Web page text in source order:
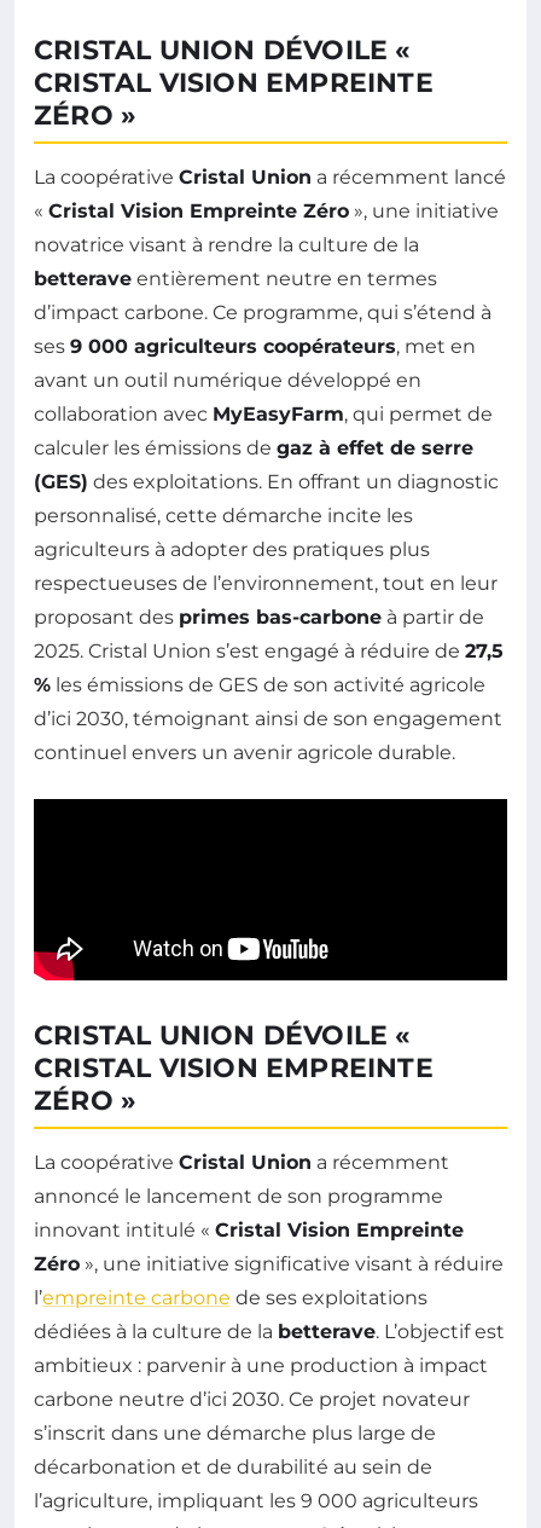
CRISTAL UNION DÉVOILE «
CRISTAL VISION EMPREINTE
ZÉRO »
La coopérative Cristal Union a récemment lancé
« Cristal Vision Empreinte Zéro », une initiative
novatrice visant à rendre la culture de la
betterave entièrement neutre en termes
d’impact carbone. Ce programme, qui s’étend à
ses 9 000 agriculteurs coopérateurs, met en
avant un outil numérique développé en
collaboration avec MyEasyFarm, qui permet de
calculer les émissions de gaz à effet de serre
(GES) des exploitations. En offrant un diagnostic
personnalisé, cette démarche incite les
agriculteurs à adopter des pratiques plus
respectueuses de l’environnement, tout en leur
proposant des primes bas-carbone à partir de
2025. Cristal Union s’est engagé à réduire de 27,5
% les émissions de GES de son activité agricole
d’ici 2030, témoignant ainsi de son engagement
continuel envers un avenir agricole durable.
CRISTAL UNION DÉVOILE «
CRISTAL VISION EMPREINTE
ZÉRO »
La coopérative Cristal Union a récemment
annoncé le lancement de son programme
innovant intitulé « Cristal Vision Empreinte
Zéro », une initiative significative visant à réduire
l’empreinte carbone de ses exploitations
dédiées à la culture de la betterave. L’objectif est
ambitieux : parvenir à une production à impact
carbone neutre d’ici 2030. Ce projet novateur
s’inscrit dans une démarche plus large de
décarbonation et de durabilité au sein de
l’agriculture, impliquant les 9 000 agriculteurs